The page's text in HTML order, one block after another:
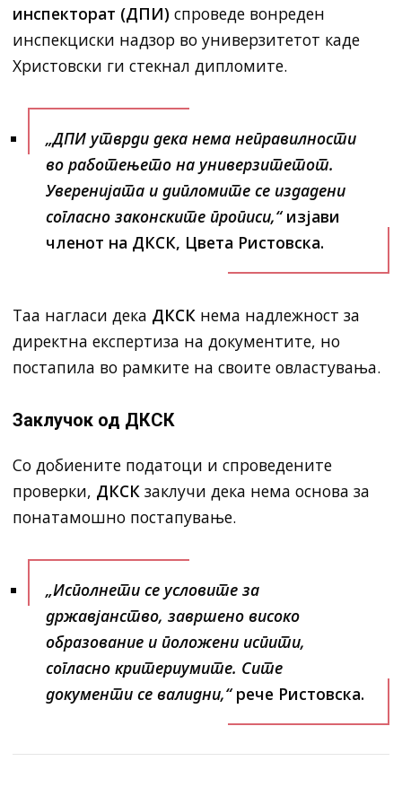
инспекторат (ДПИ) спроведе вонреден
инспекциски надзор во универзитетот каде
Христовски ги стекнал дипломите.
„ДПИ утврди дека нема неправилности
во работењето на универзитетот.
Уверенијата и дипломите се издадени
согласно законските прописи,“изјави
членот на ДКСК, Цвета Ристовска.
Таа нагласи дека ДКСК нема надлежност за
директна експертиза на документите, но
постапила во рамките на своите овластувања.
Заклучок од ДКСК
Со добиените податоци и спроведените
проверки, ДКСК заклучи дека нема основа за
понатамошно постапување.
„Исполнети се условите за
државјанство, завршено високо
образование и положени испити,
согласно критериумите. Сите
документи се валидни,“рече Ристовска.